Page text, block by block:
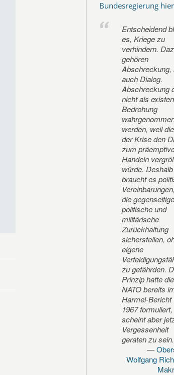
Bundesregierung hier
Entscheidend
es, Kriege zu
verhindern.
gehören
Abschreckung,
auch Dialog.
Abschreckung
nicht als
Bedrohung
werden, weil
der Krise den
zum
Handeln
würde. Deshalb
braucht es
die gegenseitige
politische und
militärische
Zurückhaltung
sicherstellen,
eigene
zu gefährden.
Prinzip hatte die
NATO bereits
Harmel-Bericht
1967 formuliert,
scheint aber
Vergessenheit
geraten zu sein.
Wolfgang